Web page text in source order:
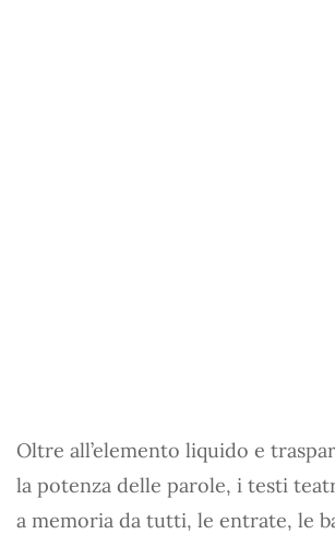
Oltre all’elemento liquido e
la potenza delle parole, i testi
a memoria da tutti, le entrate, le